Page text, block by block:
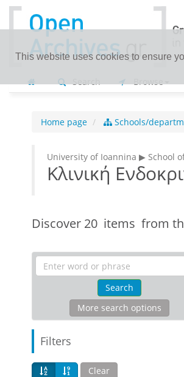
This website uses cookies to ensure
Search Browse
Home page Schools/
University of Ioannina ▶ School
Κλινική
Discover 20 items from
Search
More search options
Filters
Clear